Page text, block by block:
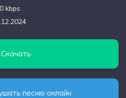
kbps
Скачать
песню онлайн